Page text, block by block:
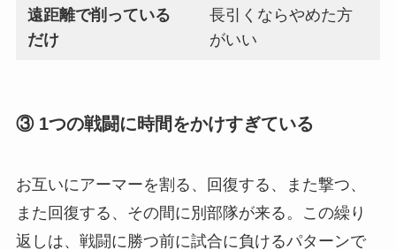
遠距離で削っている
だけ
長引くならやめた方
がいい
③ 1つの戦闘に時間をかけすぎている
お互いにアーマーを割る、回復する、また撃つ、
また回復する、その間に別部隊が来る。この繰り
返しは、戦闘に勝つ前に試合に負けるパターンで